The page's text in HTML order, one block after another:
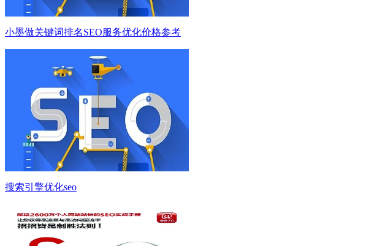
小墨做关键词排名SEO服务优化价格参考
搜索引擎优化seo